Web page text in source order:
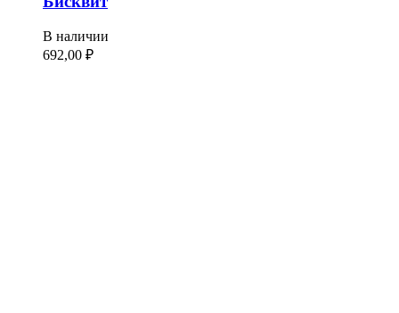
В наличии
692,00 ₽